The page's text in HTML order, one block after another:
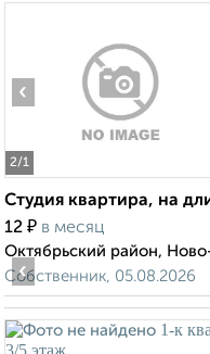
2/1
‹
Студия квартира, на
12 ₽ в месяц
Октябрьский район,
Собственник, 05.08.2026
‹